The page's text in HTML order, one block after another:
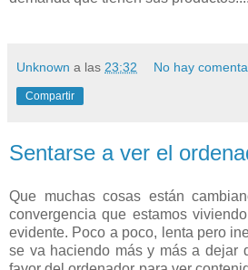
Unknown a las 23:32 No hay
Compartir
Sentarse a ver el
Que muchas cosas están
convergencia que estamos
evidente. Poco a poco, lenta pero
se va haciendo más y más a dejar